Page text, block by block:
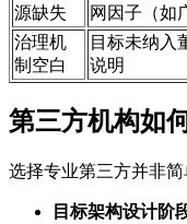
源缺失
网因子（如
治理机
制空白
目标未纳入
说明
第三方机构如
选择专业第三方并非
目标架构设计阶